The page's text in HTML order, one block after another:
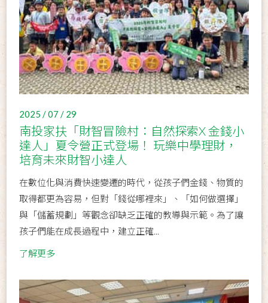
2025 / 07 / 29
南投家扶「財智冒險村：自然探索X 金錢小
達人」夏令營正式登場！ 玩樂中學理財，
培育未來財智小達人
在數位化與消費快速變遷的時代，從孩子們金錢、物質的
取得都更為容易，但對「錢從哪裡來」、「如何做選擇」
與「儲蓄規劃」等觀念卻缺乏正確的教導與示範。為了讓
孩子們能在成長過程中，建立正確...
了解更多